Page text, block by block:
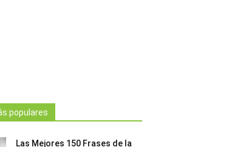
populares
Las Mejores 150 Frases de la